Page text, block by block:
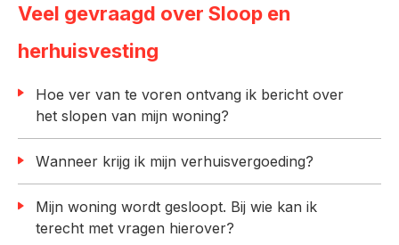
Veel gevraagd over Sloop en
herhuisvesting
Hoe ver van te voren ontvang ik bericht over
het slopen van mijn woning?
Wanneer krijg ik mijn verhuisvergoeding?
Mijn woning wordt gesloopt. Bij wie kan ik
terecht met vragen hierover?